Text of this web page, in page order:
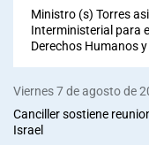
Ministro (s) Torres
Interministerial para
Derechos Humanos
Viernes 7 de agosto de
Canciller sostiene
Israel